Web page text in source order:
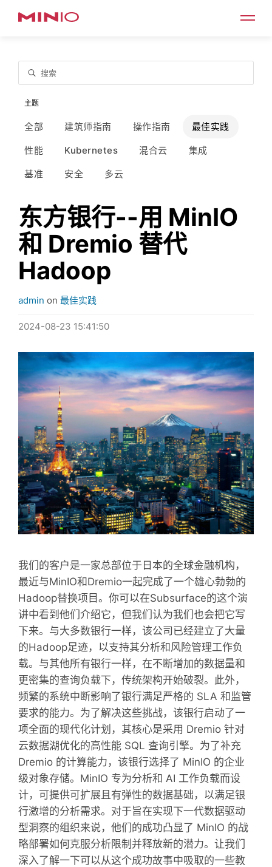
搜索
主题
全部 建筑师指南 操作指南 最佳实践
性能 Kubernetes 混合云 集成
基准 安全 多云
东方银行--用 MinIO
和 Dremio 替代
Hadoop
admin on 最佳实践
2024-08-23 15:41:50
我们的客户是一家总部位于日本的全球金融机构，
最近与MinIO和Dremio一起完成了一个雄心勃勃的
Hadoop替换项目。你可以在Subsurface的这个演
讲中看到他们介绍它，但我们认为我们也会把它写
下来。与大多数银行一样，该公司已经建立了大量
的Hadoop足迹，以支持其分析和风险管理工作负
载。与其他所有银行一样，在不断增加的数据量和
更密集的查询负载下，传统架构开始破裂。此外，
频繁的系统中断影响了银行满足严格的 SLA 和监管
要求的能力。为了解决这些挑战，该银行启动了一
项全面的现代化计划，其核心是采用 Dremio 针对
云数据湖优化的高性能 SQL 查询引擎。为了补充
Dremio 的计算能力，该银行选择了 MinIO 的企业
级对象存储。MinIO 专为分析和 AI 工作负载而设
计，可提供可扩展且有弹性的数据基础，以满足银
行激增的分析需求。对于旨在实现下一代数据驱动
型洞察的组织来说，他们的成功凸显了 MinIO 的战
略部署如何克服分析限制并释放新的潜力。让我们
深入了解一下可以从这个成功故事中吸取的一些教